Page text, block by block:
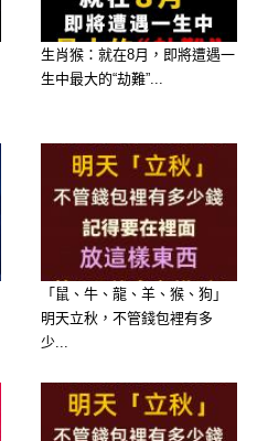
生肖猴：就在8月，即將遭遇一
生中最大的“劫難”...
「鼠、牛、龍、羊、猴、狗」
明天立秋，不管錢包裡有多
少...